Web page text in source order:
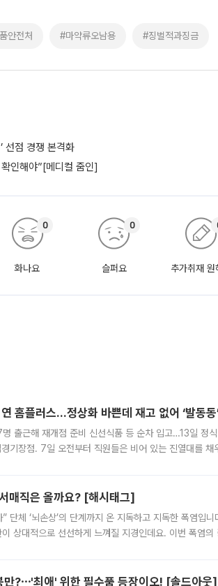
안전처 #마약류오남용 #징벌적과징금
선점 경쟁 본격화
인해야”[메디컬 줌인]
화나요
0
슬퍼요
0
추가취재 원
홈플러스…정상화 바쁜데 재고 없어 ‘발동
출근해 재개점 준비 신선식품 등 순차 입고…13일 정
기장점. 7일 오전부터 직원들은 비어 있는 진열대를
매직은 올까요? [해시태그]
단체 ‘뇌손상’의 단계까지 온 지독하고 지독한 폭염입
상대적으로 선선하게 느껴질 지경인데요. 이번 폭염의
만?⋯'최애' 위한 필수품 등장이오! [솔드아웃]